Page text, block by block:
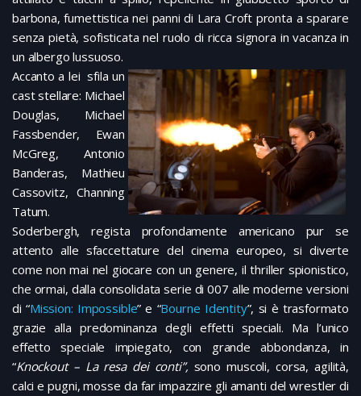
barbona, fumettistica nei panni di Lara Croft pronta a sparare
senza pietà, sofisticata nel ruolo di ricca signora in vacanza in
un albergo lussuoso.
Accanto a lei sfila un
cast stellare: Michael
Douglas, Michael
Fassbender, Ewan
McGreg, Antonio
Banderas, Mathieu
Cassovitz, Channing
Tatum.
Soderbergh, regista profondamente americano pur se
attento alle sfaccettature del cinema europeo, si diverte
come non mai nel giocare con un genere, il thriller spionistico,
che ormai, dalla consolidata serie di 007 alle moderne versioni
di “Mission: Impossible” e “Bourne Identity”, si è trasformato
grazie alla predominanza degli effetti speciali. Ma l’unico
effetto speciale impiegato, con grande abbondanza, in
“Knockout – La resa dei conti”, sono muscoli, corsa, agilità,
calci e pugni, mosse da far impazzire gli amanti del wrestler di